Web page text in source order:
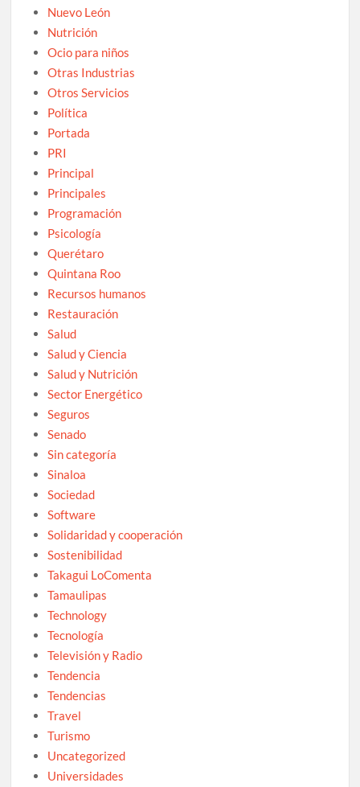
Nuevo León
Nutrición
Ocio para niños
Otras Industrias
Otros Servicios
Política
Portada
PRI
Principal
Principales
Programación
Psicología
Querétaro
Quintana Roo
Recursos humanos
Restauración
Salud
Salud y Ciencia
Salud y Nutrición
Sector Energético
Seguros
Senado
Sin categoría
Sinaloa
Sociedad
Software
Solidaridad y cooperación
Sostenibilidad
Takagui LoComenta
Tamaulipas
Technology
Tecnología
Televisión y Radio
Tendencia
Tendencias
Travel
Turismo
Uncategorized
Universidades